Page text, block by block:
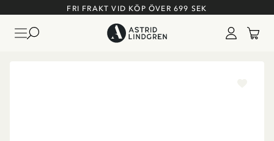
FRI FRAKT VID KÖP ÖVER 699 SEK